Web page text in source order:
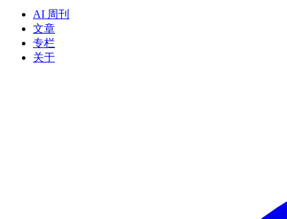
AI 周刊
文章
专栏
关于